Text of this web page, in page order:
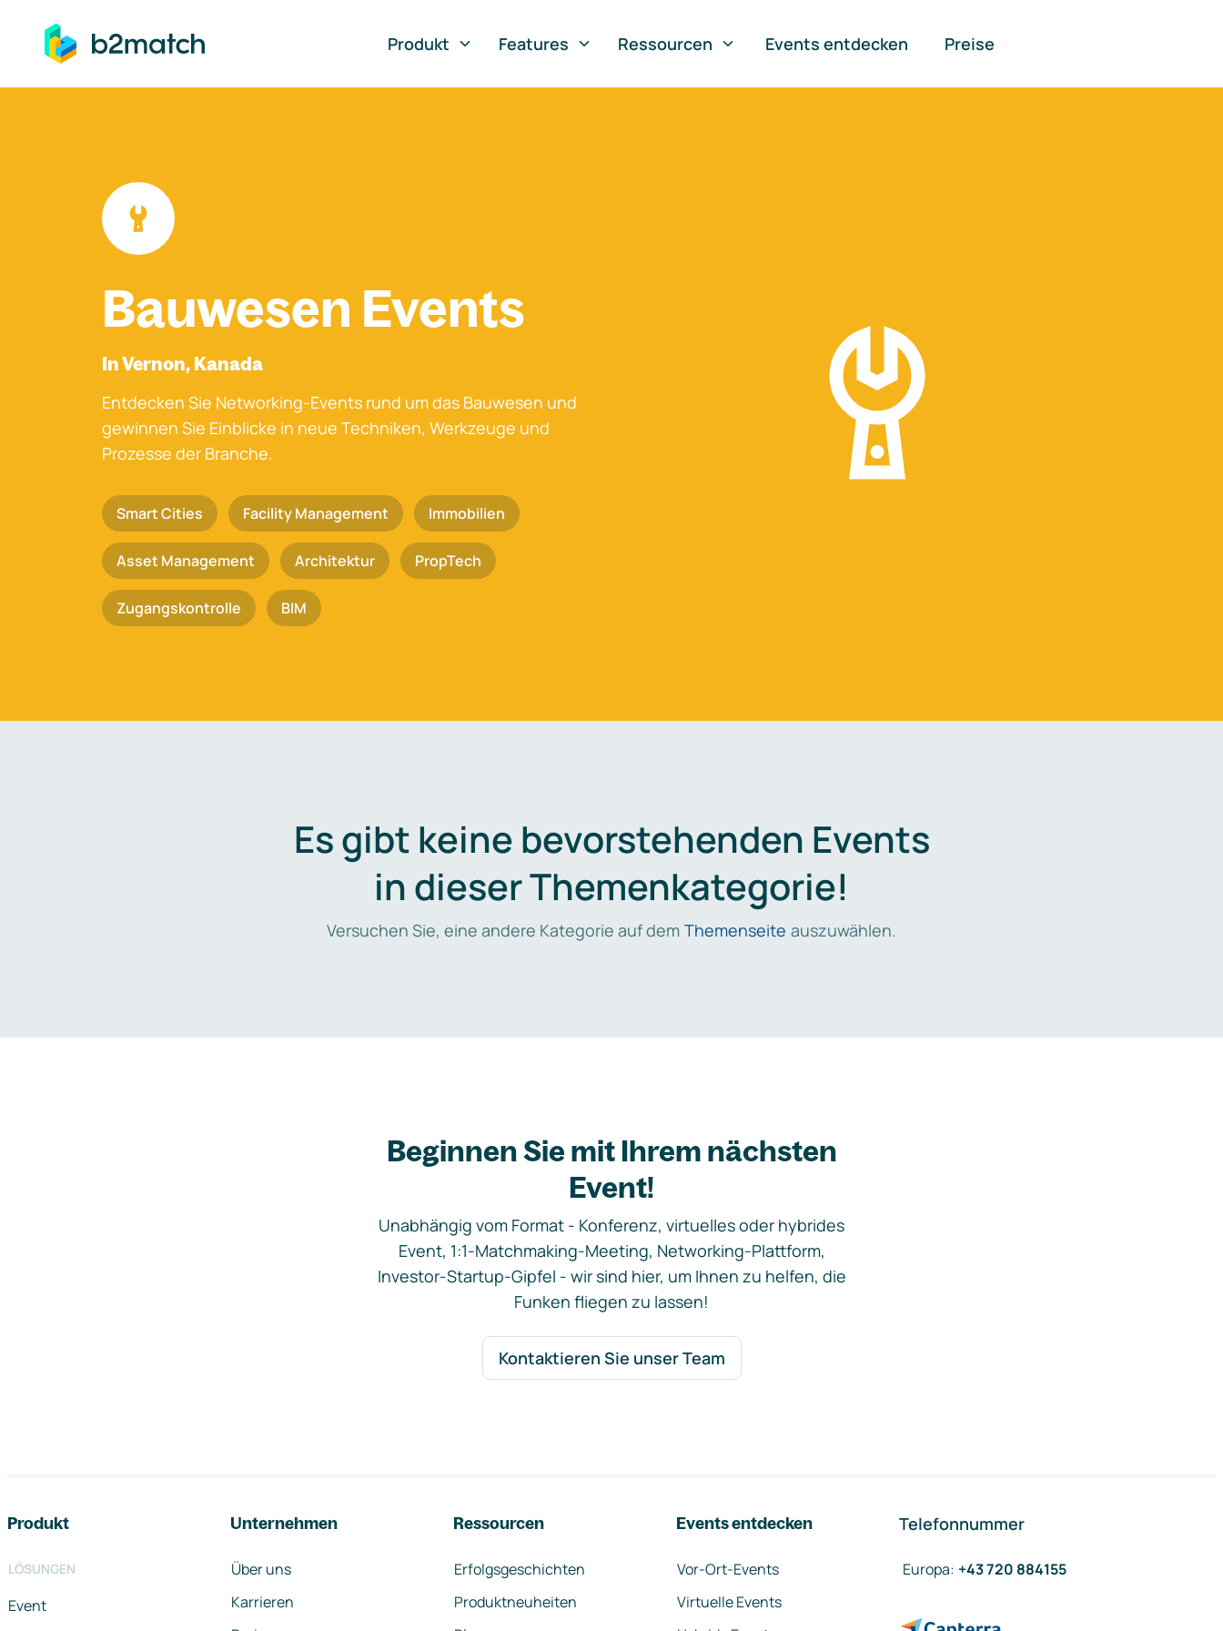
springen
Produkt
Features Ressourcen Events entdecken Preise
Bauwesen Events
In Vernon, Kanada
Entdecken Sie Networking-Events rund um das Bauwesen und
gewinnen Sie Einblicke in neue Techniken, Werkzeuge und
Prozesse der Branche.
Smart Cities Facility Management Immobilien
Asset Management Architektur PropTech
Zugangskontrolle BIM
Es gibt keine bevorstehenden Events
in dieser Themenkategorie!
Versuchen Sie, eine andere Kategorie auf dem Themenseite auszuwählen.
Beginnen Sie mit Ihrem nächsten
Event!
Unabhängig vom Format - Konferenz, virtuelles oder hybrides
Event, 1:1-Matchmaking-Meeting, Networking-Plattform,
Investor-Startup-Gipfel - wir sind hier, um Ihnen zu helfen, die
Funken fliegen zu lassen!
Kontaktieren Sie unser Team
Produkt
LÖSUNGEN
Event
Unternehmen
Über uns
Karrieren
Ressourcen
Erfolgsgeschichten
Produktneuheiten
Events entdecken
Vor-Ort-Events
Virtuelle Events
Telefonnummer
Europa: +43 720 884155